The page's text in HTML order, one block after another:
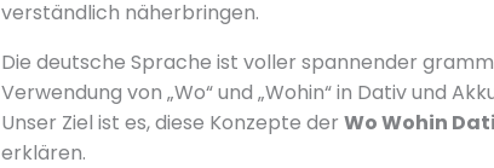
verständlich näherbringen.
Die deutsche Sprache ist voller spannender
Verwendung von „Wo“ und „Wohin“ in Dativ und
Unser Ziel ist es, diese Konzepte der Wo Wohin
erklären.